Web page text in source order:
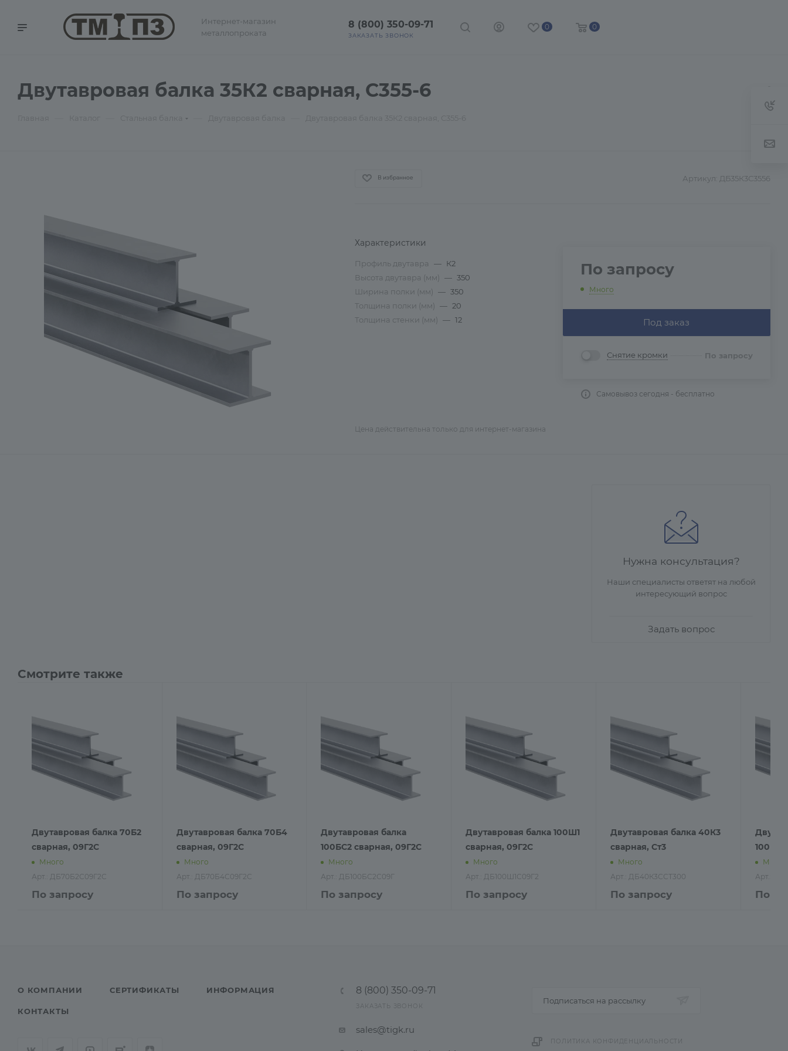
Интернет-магазин
металлопроката
8 (800) 350-09-71
ЗАКАЗАТЬ ЗВОНОК
0 0
Двутавровая балка 35К2 сварная, С355-6
В избранное Артикул: ДБ35К3С3556
Характеристики
Профиль двутавра — К2
Высота двутавра (мм) — 350
Ширина полки (мм) — 350
Толщина полки (мм) — 20
Толщина стенки (мм) — 12
По запросу
Много
Под заказ
Снятие кромки По запросу
Самовывоз сегодня - бесплатно
Цена действительна только для интернет-магазина
Нужна консультация?
Наши специалисты ответят на любой
интересующий вопрос
Задать вопрос
Смотрите также
Двутавровая балка 70Б2
сварная, 09Г2С
Много
Арт.: ДБ70Б2С09Г2С
По запросу
Двутавровая балка 70Б4
сварная, 09Г2С
Много
Арт.: ДБ70Б4С09Г2С
По запросу
Двутавровая балка
100БС2 сварная, 09Г2С
Много
Арт.: ДБ100БС2С09Г
По запросу
Двутавровая балка 100Ш1
сварная, 09Г2С
Много
Арт.: ДБ100Ш1С09Г2
По запросу
Двутавровая балка 40К3
сварная, Ст3
Много
Арт.: ДБ40К3ССТ300
По запросу
100Ш2
Много
Арт.:
По
О КОМПАНИИ СЕРТИФИКАТЫ ИНФОРМАЦИЯ
КОНТАКТЫ
8 (800) 350-09-71
ЗАКАЗАТЬ ЗВОНОК
sales@tigk.ru
Подписаться на рассылку
ПОЛИТИКА КОНФИДЕНЦИАЛЬНОСТИ